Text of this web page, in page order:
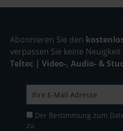
Abonnieren Sie den
verpassen Sie keine
Teltec | Video-, Audio- &
Der Bestimmung zum
zu